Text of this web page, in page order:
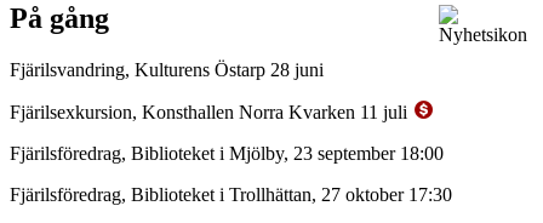
På gång
Fjärilsvandring, Kulturens Östarp 28 juni
Fjärilsexkursion, Konsthallen Norra Kvarken 11 juli
Fjärilsföredrag, Biblioteket i Mjölby, 23 september 18:00
Fjärilsföredrag, Biblioteket i Trollhättan, 27 oktober 17:30